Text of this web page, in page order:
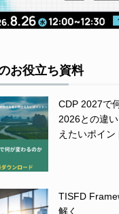
お役立ち資料
CDP 2027
2026との違
えたいポイ
TISFD
解く